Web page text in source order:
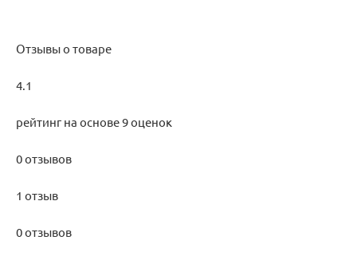
Отзывы о товаре
4.1
рейтинг на основе 9 оценок
0 отзывов
1 отзыв
0 отзывов